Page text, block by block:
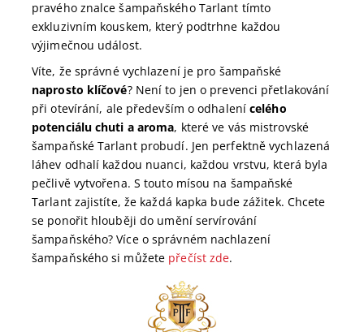
pravého znalce šampaňského Tarlant tímto
exkluzivním kouskem, který podtrhne každou
výjimečnou událost.
Víte, že správné vychlazení je pro šampaňské
naprosto klíčové? Není to jen o prevenci přetlakování
při otevírání, ale především o odhalenícelého
potenciálu chuti a aroma, které ve vás mistrovské
šampaňské Tarlant probudí. Jen perfektně vychlazená
láhev odhalí každou nuanci, každou vrstvu, která byla
pečlivě vytvořena. S touto mísou na šampaňské
Tarlant zajistíte, že každá kapka bude zážitek. Chcete
se ponořit hlouběji do umění servírování
šampaňského? Více o správném nachlazení
šampaňského si můžete přečíst zde.